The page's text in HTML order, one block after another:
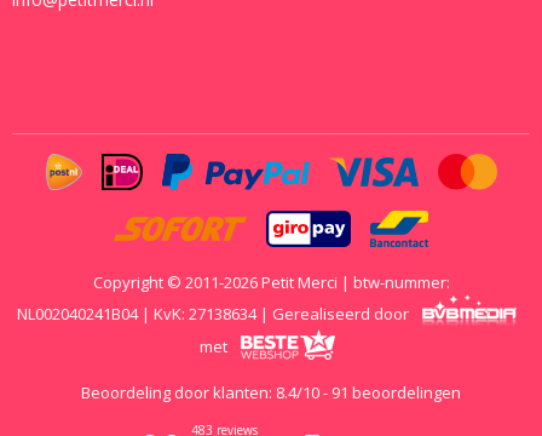
Copyright © 2011-2026 Petit Merci | btw-nummer:
NL002040241B04 | KvK: 27138634 | Gerealiseerd door
met
Beoordeling door klanten: 8.4/10- 91 beoordelingen
483 reviews